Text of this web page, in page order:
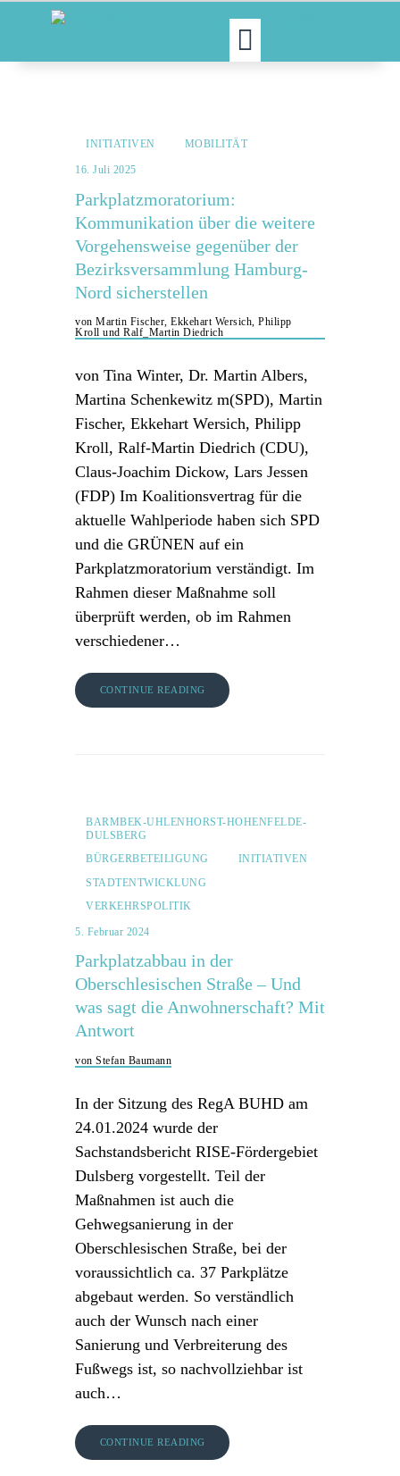
THEMEN
AUSSCHÜSSE
KONTAKT
PRESSE
INITIATIVEN MOBILITÄT
16. Juli 2025
Parkplatzmoratorium:
Kommunikation über die weitere
Vorgehensweise gegenüber der
Bezirksversammlung Hamburg-
Nord sicherstellen
von Martin Fischer, Ekkehart Wersich, Philipp
Kroll und Ralf_Martin Diedrich
von Tina Winter, Dr. Martin Albers,
Martina Schenkewitz m(SPD), Martin
Fischer, Ekkehart Wersich, Philipp
Kroll, Ralf-Martin Diedrich (CDU),
Claus-Joachim Dickow, Lars Jessen
(FDP) Im Koalitionsvertrag für die
aktuelle Wahlperiode haben sich SPD
und die GRÜNEN auf ein
Parkplatzmoratorium verständigt. Im
Rahmen dieser Maßnahme soll
überprüft werden, ob im Rahmen
verschiedener…
CONTINUE READING
BARMBEK-UHLENHORST-HOHENFELDE-
DULSBERG
BÜRGERBETEILIGUNG
INITIATIVEN
STADTENTWICKLUNG
VERKEHRSPOLITIK
5. Februar 2024
Parkplatzabbau in der
Oberschlesischen Straße – Und
was sagt die Anwohnerschaft? Mit
Antwort
von Stefan Baumann
In der Sitzung des RegA BUHD am
24.01.2024 wurde der
Sachstandsbericht RISE-Fördergebiet
Dulsberg vorgestellt. Teil der
Maßnahmen ist auch die
Gehwegsanierung in der
Oberschlesischen Straße, bei der
voraussichtlich ca. 37 Parkplätze
abgebaut werden. So verständlich
auch der Wunsch nach einer
Sanierung und Verbreiterung des
Fußwegs ist, so nachvollziehbar ist
auch…
CONTINUE READING